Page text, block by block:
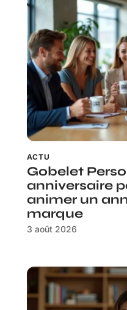
ACTU
Gobelet
anniversaire
animer un
marque
3 août 2026